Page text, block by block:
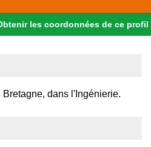
les coordonnées de ce profil
dans l'Ingénierie.